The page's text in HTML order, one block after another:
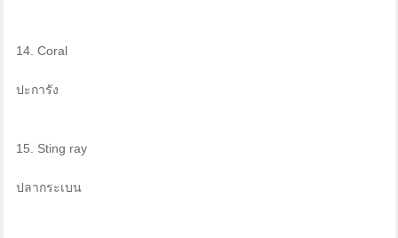
14. Coral
ปะการัง
15. Sting ray
ปลากระเบน